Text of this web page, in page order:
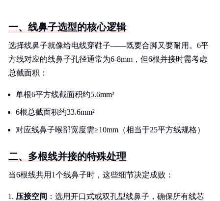
一、线鼻子选型的核心逻辑
选择线鼻子就像给电线穿鞋子——既要合脚又要耐用。6平
方线对应的线鼻子孔径通常为6-8mm，但6根并接时需考虑
总截面积：
单根6平方线截面积约5.6mm²
6根总截面积约33.6mm²
对应线鼻子喉部宽度需≥10mm（相当于25平方线规格）
二、多根线并接的特殊处理
当6根线共用1个线鼻子时，这些细节决定成败：
压接空间 ：选用开口式或双孔型线鼻子，确保所有线芯